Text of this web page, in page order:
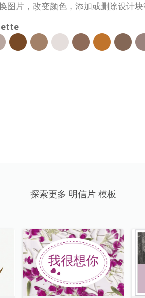
片，改变颜色，添加或删除设计块
探索更多 明信片 模板